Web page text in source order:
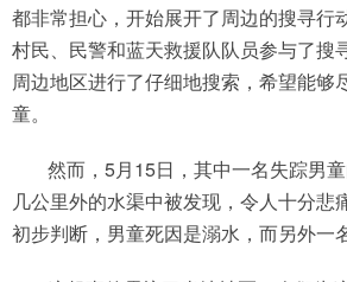
都非常担心，开始展开了周边的搜寻行
村民、民警和蓝天救援队队员参与了搜
周边地区进行了仔细地搜索，希望能够
童。
然而，5月15日，其中一名失踪男
几公里外的水渠中被发现，令人十分悲
初步判断，男童死因是溺水，而另外一